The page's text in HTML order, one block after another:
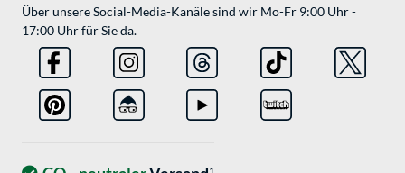
Über unsere Social-Media-Kanäle sind wir Mo-Fr 9:00 Uhr -
17:00 Uhr für Sie da.